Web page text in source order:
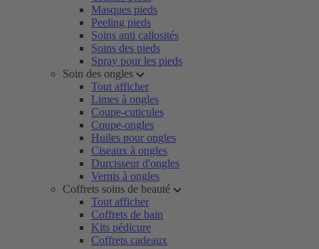
Masques pieds
Peeling pieds
Soins anti callosités
Soins des pieds
Spray pour les pieds
Soin des ongles
Tout afficher
Limes à ongles
Coupe-cuticules
Coupe-ongles
Huiles pour ongles
Ciseaux à ongles
Durcisseur d'ongles
Vernis à ongles
Coffrets soins de beauté
Tout afficher
Coffrets de bain
Kits pédicure
Coffrets cadeaux